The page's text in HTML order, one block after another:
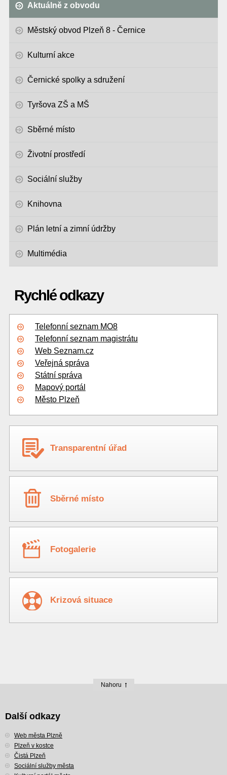
Aktuálně z obvodu
Městský obvod Plzeň 8 - Černice
Kulturní akce
Černické spolky a sdružení
Tyršova ZŠ a MŠ
Sběrné místo
Životní prostředí
Sociální služby
Knihovna
Plán letní a zimní údržby
Multimédia
Rychlé odkazy
Telefonní seznam MO8
Telefonní seznam magistrátu
Web Seznam.cz
Veřejná správa
Státní správa
Mapový portál
Město Plzeň
Transparentní úřad
Sběrné místo
Fotogalerie
Krizová situace
Nahoru
Další odkazy
Web města Plzně
Plzeň v kostce
Čistá Plzeň
Sociální služby města